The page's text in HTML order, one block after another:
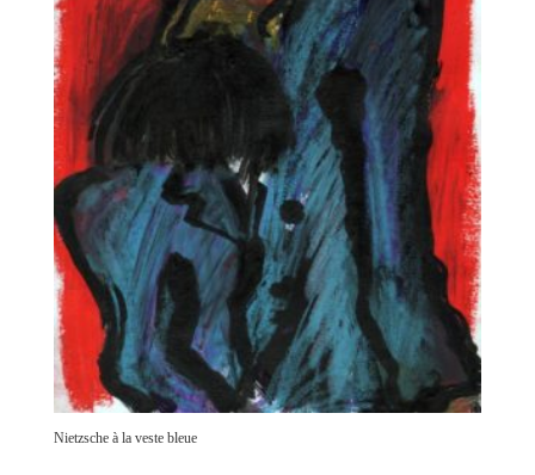
Nietzsche à la veste bleue